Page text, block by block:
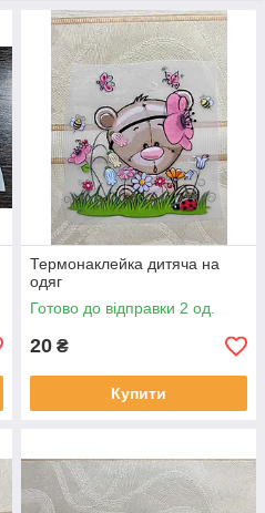
Термонаклейка дитяча на
одяг
Готово до відправки 2 од.
20 ₴
Купити